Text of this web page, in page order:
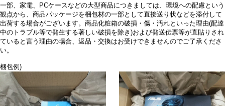
一部、家電、PCケースなどの大型商品につきましては、環境への配慮という
観点から、商品パッケージを梱包材の一部として直接送り状などを添付して
出荷する場合がございます。商品化粧箱の破損・傷・汚れといった理由(配達
中のトラブル等で発生する著しい破損を除き)および発送伝票等が直貼りされ
ていると言う理由の場合、返品・交換はお受けできませんのでご了承くださ
い。
梱包例)